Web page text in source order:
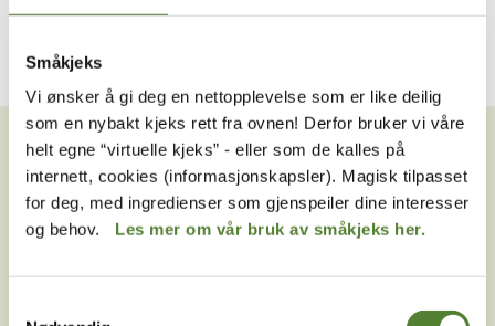
Småkjeks
Vi ønsker å gi deg en nettopplevelse som er like deilig
som en nybakt kjeks rett fra ovnen! Derfor bruker vi våre
helt egne “virtuelle kjeks” - eller som de kalles på
internett, cookies (informasjonskapsler). Magisk tilpasset
for deg, med ingredienser som gjenspeiler dine interesser
og behov. Les mer om vår bruk av småkjeks her.
VIL DU HA NYHETSBREV FRA
OSS?
Melder du deg på Dyreparkens nyhetsbrev får du
unike tilbud og nyheter. Uten nyhetsbrev går du glipp